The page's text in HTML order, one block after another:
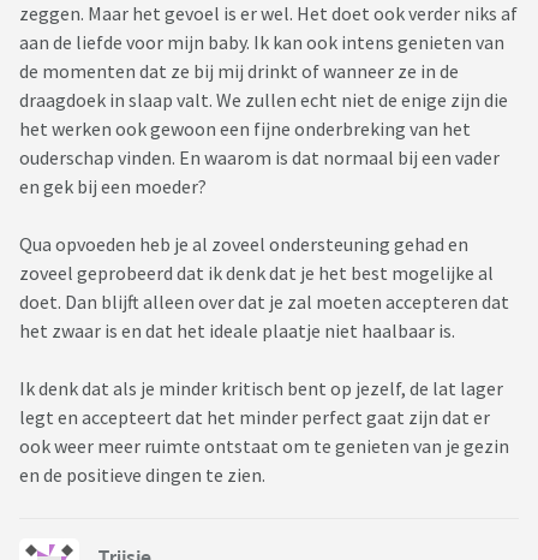
zeggen. Maar het gevoel is er wel. Het doet ook verder niks af
aan de liefde voor mijn baby. Ik kan ook intens genieten van
de momenten dat ze bij mij drinkt of wanneer ze in de
draagdoek in slaap valt. We zullen echt niet de enige zijn die
het werken ook gewoon een fijne onderbreking van het
ouderschap vinden. En waarom is dat normaal bij een vader
en gek bij een moeder?
Qua opvoeden heb je al zoveel ondersteuning gehad en
zoveel geprobeerd dat ik denk dat je het best mogelijke al
doet. Dan blijft alleen over dat je zal moeten accepteren dat
het zwaar is en dat het ideale plaatje niet haalbaar is.
Ik denk dat als je minder kritisch bent op jezelf, de lat lager
legt en accepteert dat het minder perfect gaat zijn dat er
ook weer meer ruimte ontstaat om te genieten van je gezin
en de positieve dingen te zien.